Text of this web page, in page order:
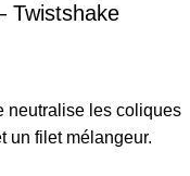
Twistshake
neutralise les coliques
un filet mélangeur.